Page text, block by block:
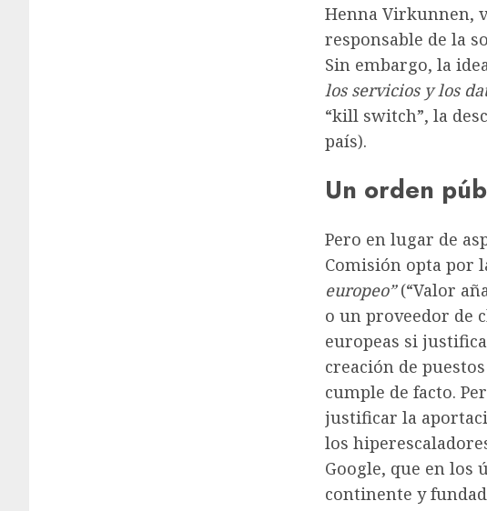
Henna Virkunnen,
responsable de la
Sin embargo, la
los servicios y los
“kill switch”, la
país).
Un orden
Pero en lugar de
Comisión opta por
europeo”(“Valor
o un proveedor de
europeas si
creación de
cumple de facto.
justificar la
los
Google, que en los
continente y